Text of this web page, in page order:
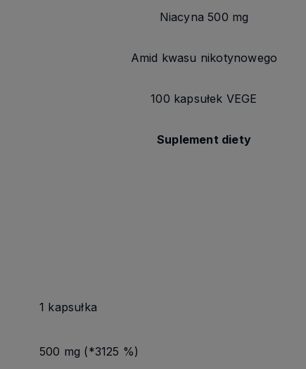
Niacyna 500 mg
Amid kwasu nikotynowego
100 kapsułek VEGE
Suplement diety
1 kapsułka
500 mg (*3125 %)